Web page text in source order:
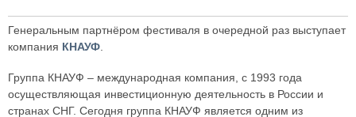
Генеральным партнёром фестиваля в очередной раз выступает
компания КНАУФ
Группа КНАУФ – международная компания, с 1993 года
осуществляющая инвестиционную деятельность в России и
странах СНГ. Сегодня группа КНАУФ является одним из